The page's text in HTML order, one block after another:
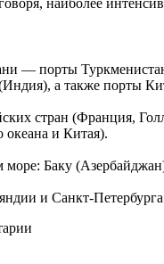
— порты
а также порты
стран (Франция,
и Китая).
море: Баку
и Санкт-